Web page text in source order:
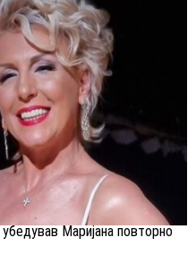
убедував Маријана повторно